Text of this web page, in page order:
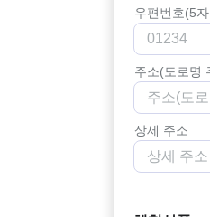
우편번호(5
주소(도로명
상세 주소